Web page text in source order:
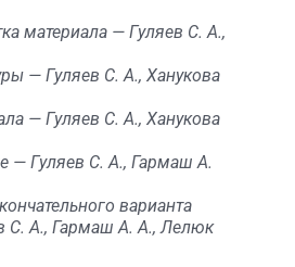
материала — Гуляев С. А.,
— Гуляев С. А., Ханукова
— Гуляев С. А., Ханукова
— Гуляев С. А., Гармаш А.
варианта
С. А., Гармаш А. А., Лелюк